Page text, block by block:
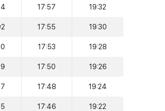
17:57 19:32
17:55 19:30
17:53 19:28
17:50 19:26
17:48 19:24
17:46 19:22